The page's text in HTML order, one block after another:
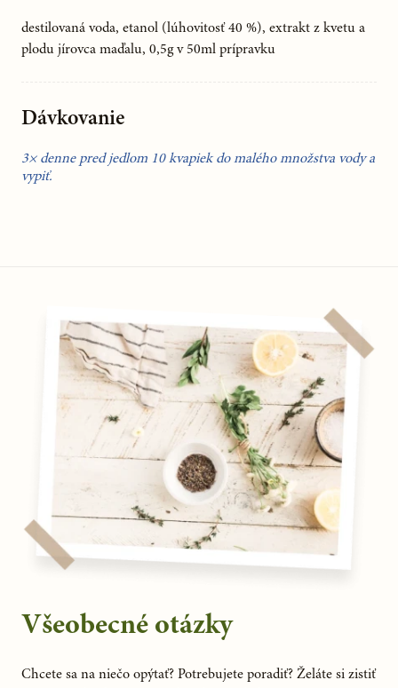
destilovaná voda, etanol (lúhovitosť 40 %), extrakt z kvetu a
plodu jírovca maďalu, 0,5g v 50ml prípravku
Dávkovanie
3× denne pred jedlom 10 kvapiek do malého množstva vody a
vypiť.
Všeobecné otázky
Chcete sa na niečo opýtať? Potrebujete poradiť? Želáte si zistiť